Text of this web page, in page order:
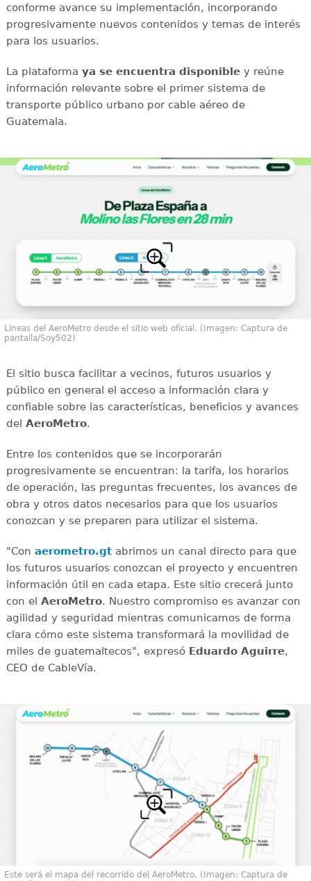
conforme avance su implementación, incorporando
progresivamente nuevos contenidos y temas de interés
para los usuarios.
La plataforma ya se encuentra disponibley reúne
información relevante sobre el primer sistema de
transporte público urbano por cable aéreo de
Guatemala.
Líneas del AeroMetro desde el sitio web oficial. (Imagen: Captura de
pantalla/Soy502)
El sitio busca facilitar a vecinos, futuros usuarios y
público en general el acceso a información clara y
confiable sobre las características, beneficios y avances
del AeroMetro.
Entre los contenidos que se incorporarán
progresivamente se encuentran: la tarifa, los horarios
de operación, las preguntas frecuentes, los avances de
obra y otros datos necesarios para que los usuarios
conozcan y se preparen para utilizar el sistema.
"Con aerometro.gtabrimos un canal directo para que
los futuros usuarios conozcan el proyecto y encuentren
información útil en cada etapa. Este sitio crecerá junto
con el AeroMetro. Nuestro compromiso es avanzar con
agilidad y seguridad mientras comunicamos de forma
clara cómo este sistema transformará la movilidad de
miles de guatemaltecos", expresó Eduardo Aguirre,
CEO de CableVía.
Este será el mapa del recorrido del AeroMetro. (Imagen: Captura de